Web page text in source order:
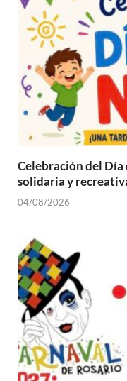
Celebración del
solidaria y
04/08/2026